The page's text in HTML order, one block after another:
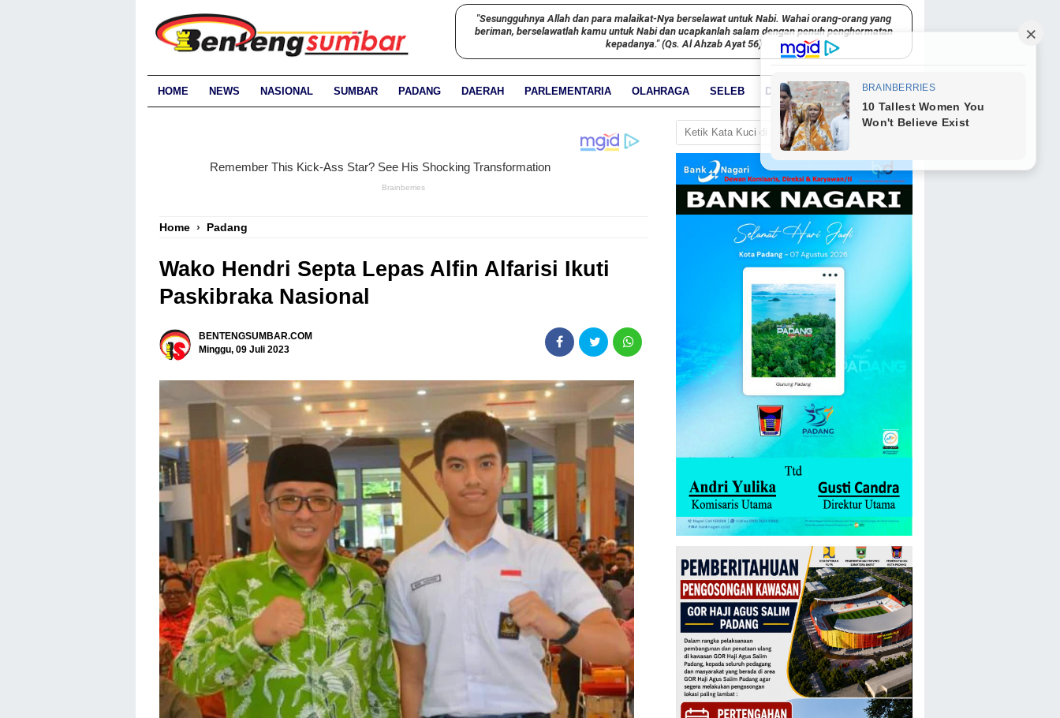
"Sesungguhnya Allah dan para malaikat-Nya berselawat untuk Nabi. Wahai orang-orang yang
beriman, berselawatlah kamu untuk Nabi dan ucapkanlah salam dengan penuh penghormatan
kepadanya." (Qs. Al Ahzab Ayat 56)
HOME NEWS NASIONAL SUMBAR PADANG DAERAH PARLEMENTARIA OLAHRAGA SELEB DUNIA PARIWARA
Home › Padang
Wako Hendri Septa Lepas Alfin Alfarisi Ikuti
Paskibraka Nasional
BENTENGSUMBAR.COM
Minggu, 09 Juli 2023